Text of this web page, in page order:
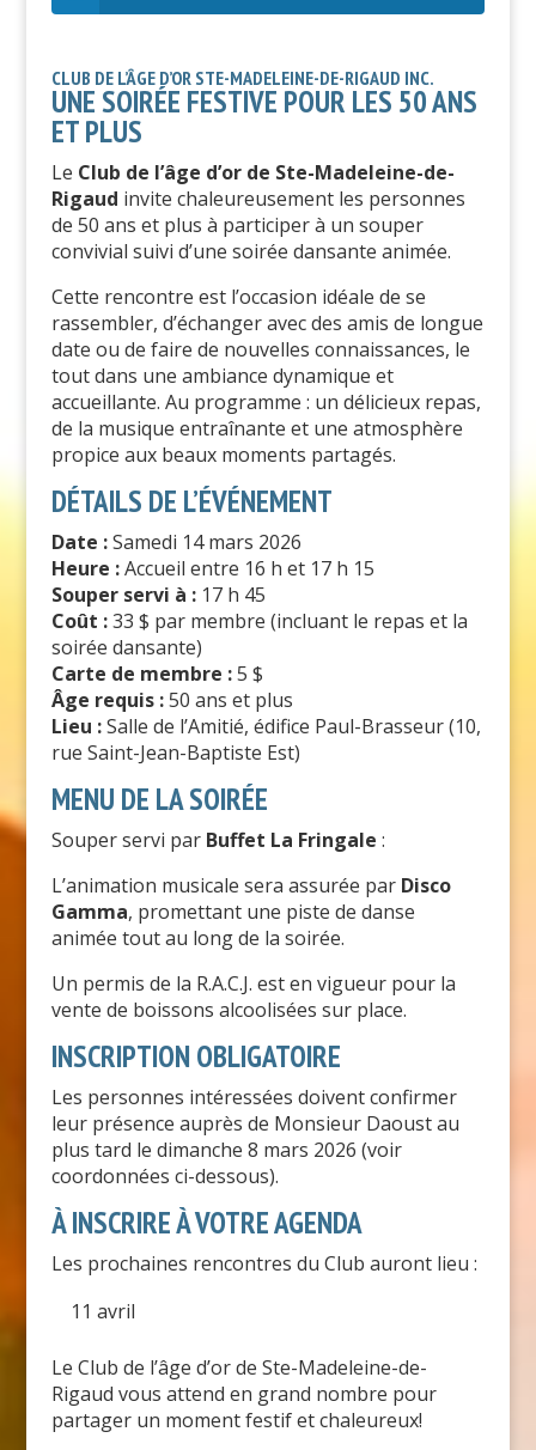
CLUB DE L’ÂGE D’OR STE-MADELEINE-DE-RIGAUD INC.
UNE SOIRÉE FESTIVE POUR LES 50 ANS
ET PLUS
Le Club de l’âge d’or de Ste-Madeleine-de-
Rigaud invite chaleureusement les personnes
de 50 ans et plus à participer à un souper
convivial suivi d’une soirée dansante animée.
Cette rencontre est l’occasion idéale de se
rassembler, d’échanger avec des amis de longue
date ou de faire de nouvelles connaissances, le
tout dans une ambiance dynamique et
accueillante. Au programme : un délicieux repas,
de la musique entraînante et une atmosphère
propice aux beaux moments partagés.
DÉTAILS DE L’ÉVÉNEMENT
Date :Samedi 14 mars 2026
Heure :Accueil entre 16 h et 17 h 15
Souper servi à :17 h 45
Coût :33 $ par membre (incluant le repas et la
soirée dansante)
Carte de membre :5 $
Âge requis :50 ans et plus
Lieu :Salle de l’Amitié, édifice Paul-Brasseur (10,
rue Saint-Jean-Baptiste Est)
MENU DE LA SOIRÉE
Souper servi par Buffet La Fringale :
L’animation musicale sera assurée par Disco
Gamma, promettant une piste de danse
animée tout au long de la soirée.
Un permis de la R.A.C.J. est en vigueur pour la
vente de boissons alcoolisées sur place.
INSCRIPTION OBLIGATOIRE
Les personnes intéressées doivent confirmer
leur présence auprès de Monsieur Daoust au
plus tard le dimanche 8 mars 2026 (voir
coordonnées ci-dessous).
À INSCRIRE À VOTRE AGENDA
Les prochaines rencontres du Club auront lieu :
11 avril
Le Club de l’âge d’or de Ste-Madeleine-de-
Rigaud vous attend en grand nombre pour
partager un moment festif et chaleureux!